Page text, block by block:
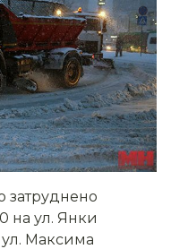
затруднено
на ул. Янки
Максима